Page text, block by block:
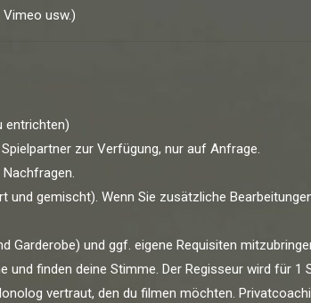
Vimeo usw.)
entrichten)
zur Verfügung, nur auf Anfrage.
gemischt). Wenn Sie zusätzliche
Garderobe) und ggf. eigene Requisiten
und finden deine Stimme. Der Regisseur wird für
vertraut, den du filmen möchten.